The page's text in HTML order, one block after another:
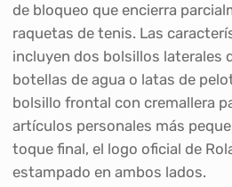
de bloqueo que encierra
raquetas de tenis. Las
incluyen dos bolsillos laterales
botellas de agua o latas de
bolsillo frontal con cremallera
artículos personales más
toque final, el logo oficial de
estampado en ambos lados.